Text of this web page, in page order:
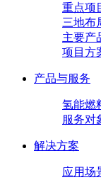
重点项
三地布
主要产
项目方
产品与服务
氢能燃
服务对
解决方案
应用场